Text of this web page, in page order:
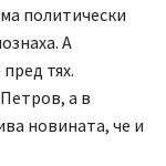
политически
А
тях.
а в
новината, че и